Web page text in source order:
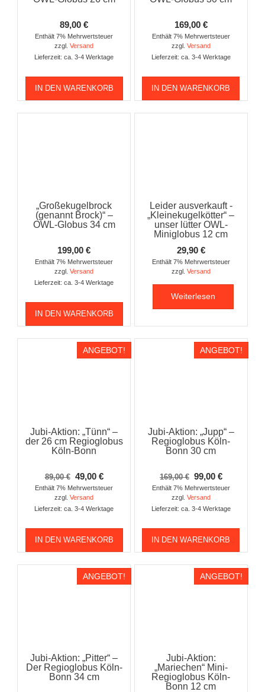
89,00€
Enthält 7% Mehrwertsteuer
zzgl.Versand
Lieferzeit: ca. 3-4 Werktage
IN DEN WARENKORB
169,00 €
Enthält 7% Mehrwertsteuer
zzgl. Versand
Lieferzeit: ca. 3-4 Werktage
IN DEN WARENKORB
„Großekugelbrock
(genannt Brock)“ –
OWL-Globus 34 cm
199,00€
Enthält 7% Mehrwertsteuer
zzgl.Versand
Lieferzeit: ca. 3-4 Werktage
IN DEN WARENKORB
Leider ausverkauft -
„Kleinekugelkötter“ –
unser lütter OWL-
Miniglobus 12 cm
29,90 €
Enthält 7% Mehrwertsteuer
zzgl. Versand
Weiterlesen
ANGEBOT!
Jubi-Aktion: „Tünn“ –
der 26 cm Regioglobus
Köln-Bonn
89,00€ Ursprünglicher
Preis
war:
49,00 €Aktueller
Preis
49,00 €.
Enthält 7% Mehrwertsteuer
zzgl.Versand
Lieferzeit: ca. 3-4 Werktage
IN DEN WARENKORB
ANGEBOT!
Jubi-Aktion: „Jupp“ –
Regioglobus Köln-
Bonn 30 cm
169,00€ Ursprünglicher
Preis
war:
169,00 €
99,00 €Aktueller
Preis
99,00 €.
Enthält 7% Mehrwertsteuer
zzgl. Versand
Lieferzeit: ca. 3-4 Werktage
IN DEN WARENKORB
ANGEBOT!
Jubi-Aktion: „Pitter“ –
Der Regioglobus Köln-
Bonn 34 cm
ANGEBOT!
Jubi-Aktion:
„Mariechen“ Mini-
Regioglobus Köln-
Bonn 12 cm